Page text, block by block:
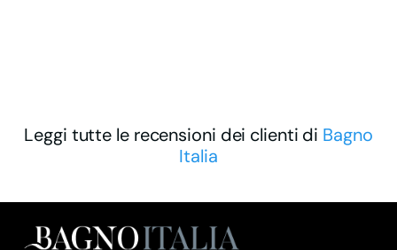
Leggi tutte le recensioni dei clienti di Bagno
Italia